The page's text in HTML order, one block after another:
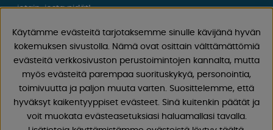
jotain, josta pidät!
Seuraa meitä Facebookissa ja Instagramissa saadaksesi
inspiraatiota, uutisia ja ainutlaatuisia tarjouksia.
Leirintäelämä alkaa meiltä!
Käytämme evästeitä tarjotaksemme sinulle kävijänä hyvän
kokemuksen sivustolla. Nämä ovat osittain välttämättömiä
evästeitä verkkosivuston perustoimintojen kannalta, mutta
myös evästeitä parempaa suorituskykyä, personointia,
toimivuutta ja paljon muuta varten. Suosittelemme, että
hyväksyt kaikentyyppiset evästeet. Sinä kuitenkin päätät ja
voit muokata evästeasetuksiasi haluamallasi tavalla.